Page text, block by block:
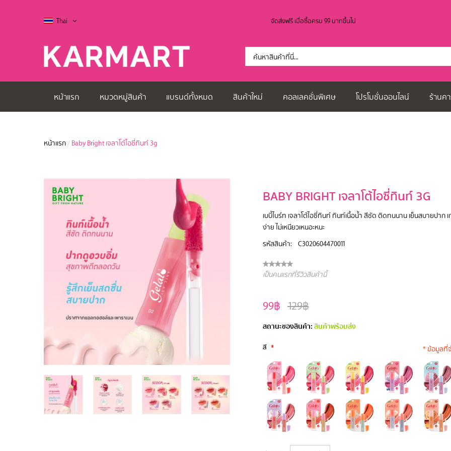
Thai จัดส่งฟรี เมื่อซื้อครบ 99 บาทขึ้นไป
หน้าแรก หมวดหมู่สินค้า แบรนด์ทั้งหมด สินค้าใหม่ คอลเลคชั่นพิเศษ โปรโมชั่นออนไลน์ ร้านค
หน้าแรก / Baby Bright เจลาโต้ไอซี่ทินท์ 3g
BABY BRIGHT เจลาโต้ไอซี่ทินท์ 3G
เบบี้ไบร์ท เจลาโต้ไอซี่ทินท์ ทินท์เนื้อน้ำ สีชัด ติดทนนาน เย็นสบายปาก เ
ง่าย ไม่เหนียวเหนอะหนะ
รหัสสินค้า:
C3020604470011
เป็นคนแรกที่รีวิวสินค้านี้
129฿
99฿
สถานะของสินค้า:สินค้าพร้อมส่ง
สี * * ข้อมูลที่